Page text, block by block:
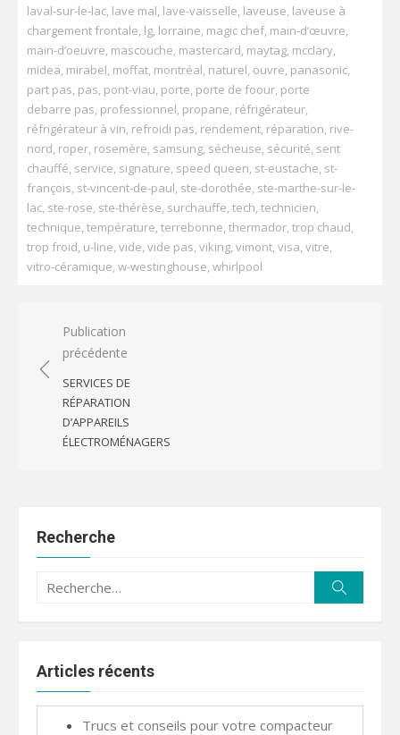
laval-sur-le-lac, lave mal, lave-vaisselle, laveuse, laveuse à
chargement frontale, lg, lorraine, magic chef, main-d’œuvre,
main-d’oeuvre, mascouche, mastercard, maytag, mcclary,
midea, mirabel, moffat, montréal, naturel, ouvre, panasonic,
part pas, pas, pont-viau, porte, porte de foour, porte
debarre pas, professionnel, propane, réfrigérateur,
réfrigérateur à vin, refroidi pas, rendement, réparation, rive-
nord, roper, rosemère, samsung, sécheuse, sécurité, sent
chauffé, service, signature, speed queen, st-eustache, st-
françois, st-vincent-de-paul, ste-dorothée, ste-marthe-sur-le-
lac, ste-rose, ste-thérèse, surchauffe,tech,technicien,
technique,température,terrebonne,thermador,trop chaud,
trop froid, u-line,vide,vide pas,viking,vimont,visa,vitre,
vitro-céramique,w-westinghouse,whirlpool
Navigation
de
l’article
Publication
précédente
SERVICES DE
RÉPARATION
D’APPAREILS
ÉLECTROMÉNAGERS
Recherche
Recherche
Articles récents
Trucs et conseils pour votre compacteur